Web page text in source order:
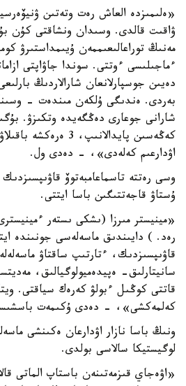
«ەلىمىزدە العاش رەت وتەتىن
ۋاقىت قالدى. وسىدان ونشاقتى كۇن
مەنىڭ توراعالىعىممەن ۇيىمداستىرۋ
ءماجىلىسى ءوتتى. سوندا جاۋاپتى
دەيىن جوسپارلانعان شارالاردىڭ
بەردى. ەندىگى ۇلكەن مىندەت -
شارانى جوعارى دەڭگەيدە وتكىزۋ.
كەڭەسىن پايدالانىپ،
اۋدارعىم كەلەدى»، - دەدى ول.
وسى رەتتە تاسماعامبەتوۆ قاۋىپسىزدىك
ۇستاۋ قاجەتتىگىن باسا ايتتى.
«مينيستر مىرزا (ىشكى ىستەر
رەد. ) دايىندىق ماسەلەسى جونىندە
قاۋىپسىزدىك، ءتارتىپ ساقتاۋ
سانيتارلىق- ەپيدەميولوگيالىق،
قاتتى كوڭىل ءبولۋ كەرەك سياقتى.
كەلمەكشى»، - دەدى ۇكىمەت
ونىڭ باسا نازار اۋدارعان ەكىنشى
لوگيستيكا سالاسى بولدى.
«اۋەجاي قىزمەتىنەن باستاپ الماتى